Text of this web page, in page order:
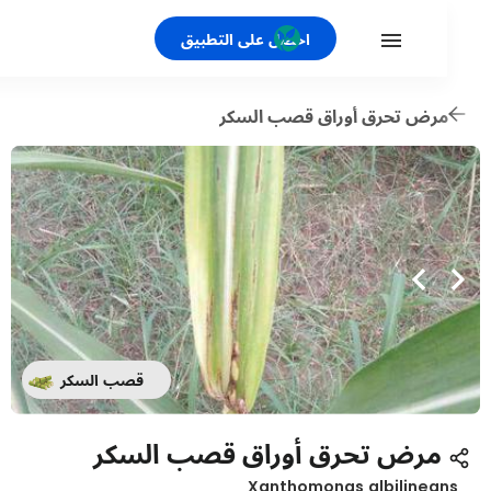
احصل على التطبيق
مرض تحرق أوراق قصب السكر
قصب السكر
مرض تحرق أوراق قصب السكر
Xanthomonas